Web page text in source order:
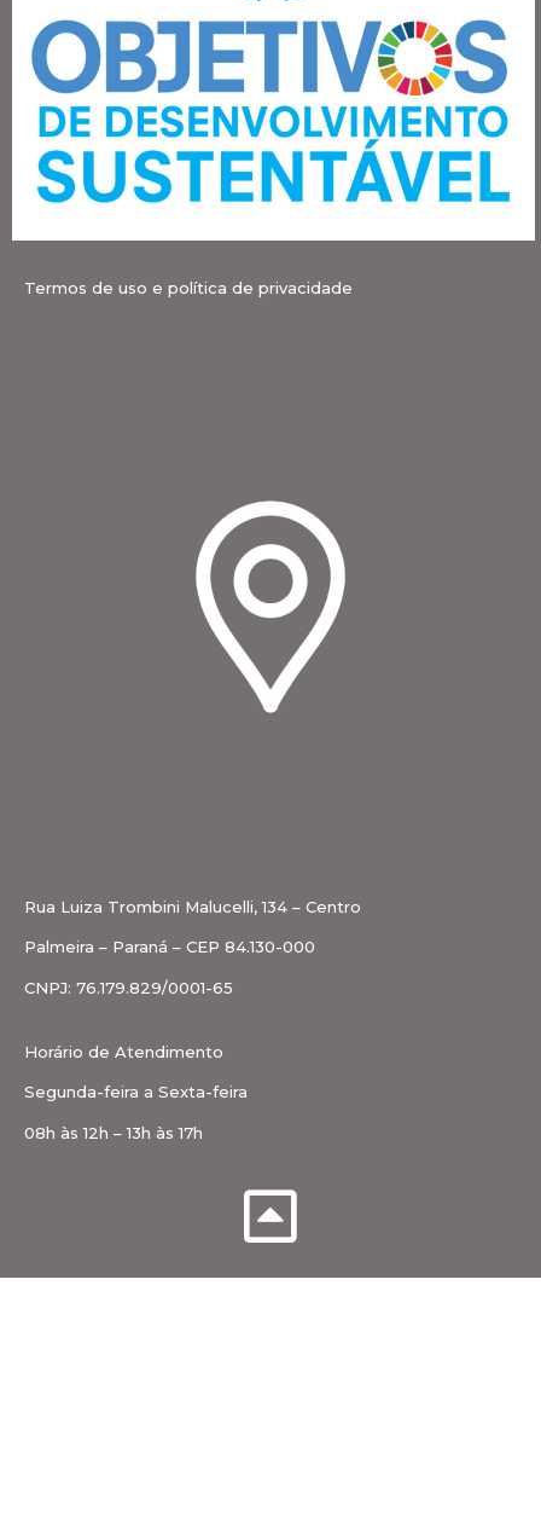
Termos de uso e política de privacidade
Rua Luiza Trombini Malucelli, 134 – Centro
Palmeira – Paraná – CEP 84.130-000
CNPJ: 76.179.829/0001-65
Horário de Atendimento
Segunda-feira a Sexta-feira
08h às 12h – 13h às 17h